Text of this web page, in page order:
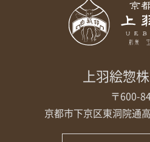
上羽絵惣
〒600-
京都市下京区東洞院通